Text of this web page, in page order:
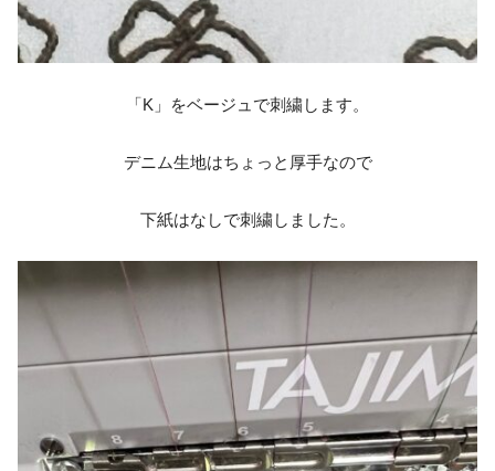
「K」をベージュで刺繍します。
デニム生地はちょっと厚手なので
下紙はなしで刺繍しました。